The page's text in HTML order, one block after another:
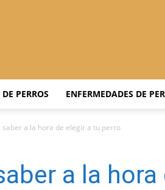
PERROS ENFERMEDADES DE
saber a la hora de elegir a tu perro
a la